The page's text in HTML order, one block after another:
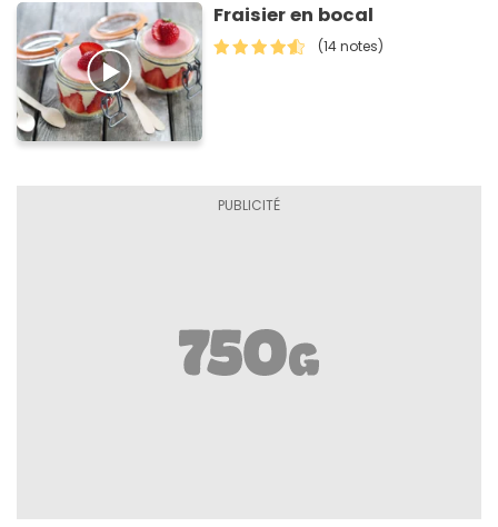
Fraisier en bocal
(14 notes)